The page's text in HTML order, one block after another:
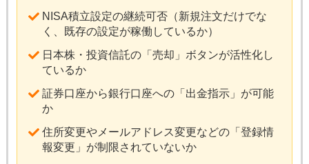
NISA積立設定の継続可否（新規注文だけでな
く、既存の設定が稼働しているか）
日本株・投資信託の「売却」ボタンが活性化し
ているか
証券口座から銀行口座への「出金指示」が可能
か
住所変更やメールアドレス変更などの「登録情
報変更」が制限されていないか